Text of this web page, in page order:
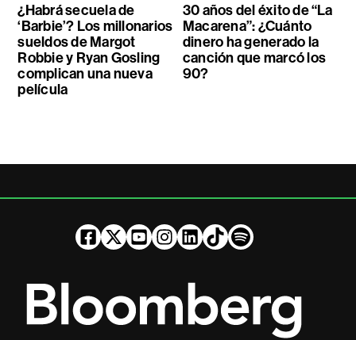
¿Habrá secuela de
‘Barbie’? Los millonarios
sueldos de Margot
Robbie y Ryan Gosling
complican una nueva
película
30 años del éxito de “La
Macarena”: ¿Cuánto
dinero ha generado la
canción que marcó los
90?